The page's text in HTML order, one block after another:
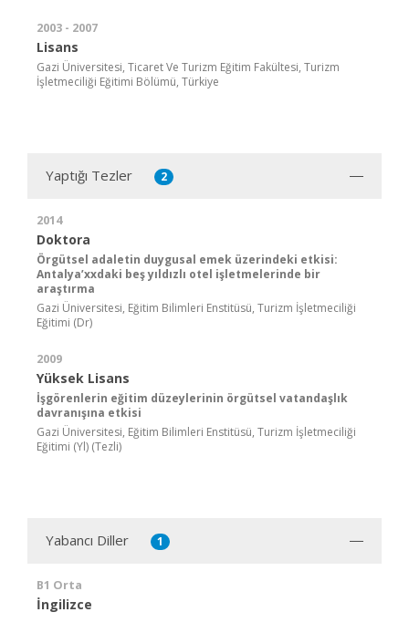
2003 - 2007
Lisans
Gazi Üniversitesi, Ticaret Ve Turizm Eğitim Fakültesi, Turizm
İşletmeciliği Eğitimi Bölümü, Türkiye
Yaptığı Tezler 2
2014
Doktora
Örgütsel adaletin duygusal emek üzerindeki etkisi:
Antalya’xxdaki beş yıldızlı otel işletmelerinde bir
araştırma
Gazi Üniversitesi, Eğitim Bilimleri Enstitüsü, Turizm İşletmeciliği
Eğitimi (Dr)
2009
Yüksek Lisans
İşgörenlerin eğitim düzeylerinin örgütsel vatandaşlık
davranışına etkisi
Gazi Üniversitesi, Eğitim Bilimleri Enstitüsü, Turizm İşletmeciliği
Eğitimi (Yl) (Tezli)
Yabancı Diller 1
B1 Orta
İngilizce